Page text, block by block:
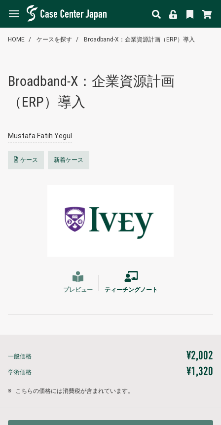
HOME ケースを探す Broadband-X：企業資源計画（ERP）導入
Broadband-X：企業資源計画
（ERP）導入
Mustafa Fatih Yegul
ケース 新着ケース
プレビュー ティーチングノート
一般価格 ¥2,002
学術価格 ¥1,320
※ こちらの価格には消費税が含まれています。